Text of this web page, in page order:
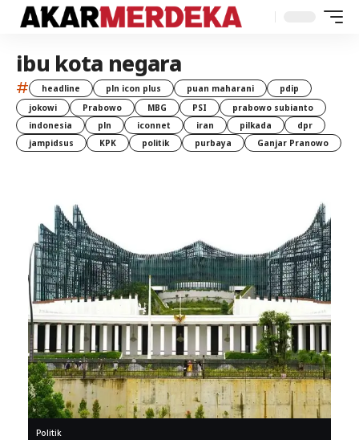
ibu kota negara
# headline pln icon plus puan maharani
pdip
jokowi
Prabowo MBG PSI
prabowo subianto
indonesia
pln iconnet iran pilkada
dpr
jampidsus
KPK politik purbaya Ganjar Pranowo
Politik